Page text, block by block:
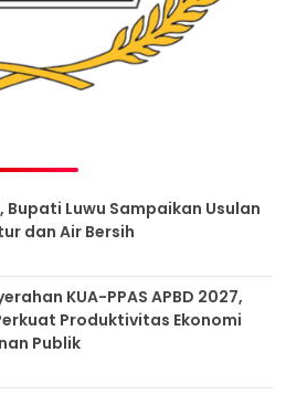
Bupati Luwu Sampaikan Usulan
dan Air Bersih
APBD 2027,
Produktivitas Ekonomi
Publik